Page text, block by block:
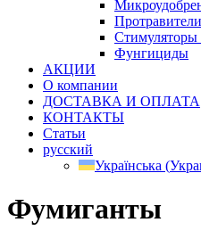
Протравители
Стимуляторы
Фунгициды
АКЦИИ
О компании
ДОСТАВКА И ОПЛАТА
КОНТАКТЫ
Статьи
русский
Українська (
Фумиганты